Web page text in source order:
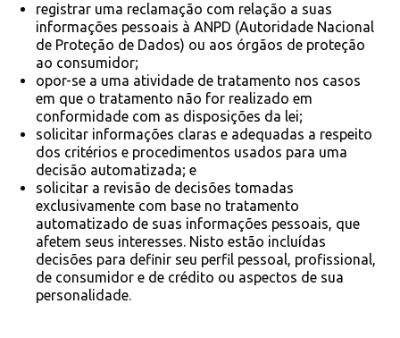
registrar uma reclamação com relação a suas
informações pessoais à ANPD (Autoridade Nacional
de Proteção de Dados) ou aos órgãos de proteção
ao consumidor;
opor-se a uma atividade de tratamento nos casos
em que o tratamento não for realizado em
conformidade com as disposições da lei;
solicitar informações claras e adequadas a respeito
dos critérios e procedimentos usados para uma
decisão automatizada; e
solicitar a revisão de decisões tomadas
exclusivamente com base no tratamento
automatizado de suas informações pessoais, que
afetem seus interesses. Nisto estão incluídas
decisões para definir seu perfil pessoal, profissional,
de consumidor e de crédito ou aspectos de sua
personalidade.